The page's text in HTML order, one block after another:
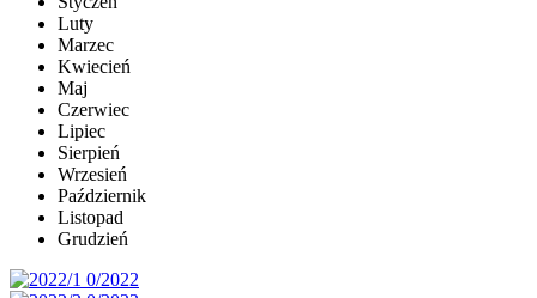
Luty
Marzec
Kwiecień
Maj
Czerwiec
Lipiec
Sierpień
Wrzesień
Październik
Listopad
Grudzień